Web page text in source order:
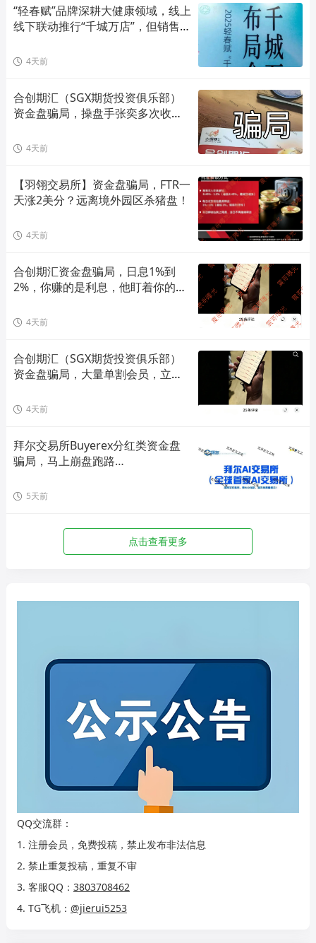
“轻春赋”品牌深耕大健康领域，线上
线下联动推行“千城万店”，但销售模
4天前
合创期汇（SGX期货投资俱乐部）
资金盘骗局，操盘手张奕多次收割
4天前
【羽翎交易所】资金盘骗局，FTR一
天涨2美分？远离境外园区杀猪盘！
4天前
合创期汇资金盘骗局，日息1%到
2%，你赚的是利息，他盯着你的本
4天前
合创期汇（SGX期货投资俱乐部）
资金盘骗局，大量单割会员，立即
4天前
拜尔交易所Buyerex分红类资金盘
骗局，马上崩盘跑路…
5天前
点击查看更多
QQ交流群：
1. 注册会员，免费投稿，禁止发布非法信息
2. 禁止重复投稿，重复不审
3. 客服QQ： 3803708462
4. TG飞机： @jierui5253